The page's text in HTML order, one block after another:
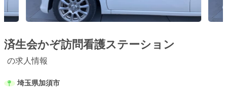
済生会のしごとを知る
済生会かぞ訪問看護ステーション
の求人情報
埼玉県加須市